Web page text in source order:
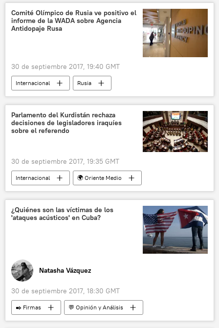
referéndum
independencia
informática
noticias
Comité Olímpico de Rusia ve positivo el
informe de la WADA sobre Agencia
Antidopaje Rusa
30 de septiembre 2017, 19:40 GMT
Internacional
Rusia
Richard McLaren
WADA
dopaje
⚽ Deportes
noticias
Parlamento del Kurdistán rechaza
decisiones de legisladores iraquíes
sobre el referendo
30 de septiembre 2017, 19:35 GMT
Internacional
🌍 Oriente Medio
Referéndum de independencia en el Kurdistán iraquí
Irak
Kurdistán
referéndum
independencia noticias
¿Quiénes son las víctimas de los
'ataques acústicos' en Cuba?
Natasha Vázquez
30 de septiembre 2017, 18:30 GMT
✒️ Firmas
💬 Opinión y Análisis
La nueva política de Donald Trump hacia Cuba